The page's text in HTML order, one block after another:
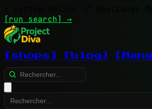
// Boutiques
[run search] →
[shops] [blog]